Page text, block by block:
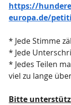
https://
europa.de/
* Jede Stimme
* Jede
* Jedes Teilen
viel zu lange
Bitte